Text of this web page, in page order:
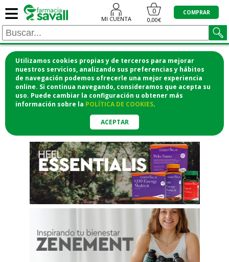
Utilizamos cookies propias y de terceros para mejorar
nuestros servicios, analizando sus preferencias y hábitos
de navegación podemos ofrecerle una mejor experiencia
online. Si continua navegando, consideramos que acepta su
uso. Puede cambiar la configuración u obtener más
información sobre la POLÍTICA DE COOKIES.
ACEPTAR
≡ MI CUENTA
0
0,00€
COMPRAR
¡COMPRA CÓMODAMENTE
DESDE CASA Y RECOGE EN LA
FARMACIA!o si lo prefieres te lo mandamos
a casa